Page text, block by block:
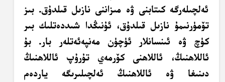
ئەلچىلەرگە كىتابنى ۋە مىزاننى نازىل قىلدۇق. بىز
تۆمۈرنىمۇ نازىل قىلدۇق، ئۇنىڭدا شىددەتلىك بىر
كۈچ ۋە ئىنسانلار ئۈچۈن مەنپەئەتلەر بار. بۇ
ئاللاھنىڭ، ئاللاھنى كۆرمەي تۇرۇپ ئاللاھنىڭ
دىنىغا ۋە ئاللاھنىڭ ئەلچىلىرىگە ياردەم